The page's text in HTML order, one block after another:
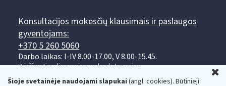
Šioje svetainėje naudojami slapukai(angl. cookies). Būtinieji
Konsultacijos mokesčių klausimais ir paslaugos
gyventojams:
+370 5 260 5060
Darbo laikas: I-IV 8.00-17.00, V 8.00-15.45.
Prieššventinę dieną - viena valanda trumpiau.